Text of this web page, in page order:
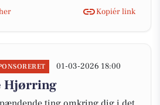
Kopiér link
01-03-2026 18:00
Hjørring